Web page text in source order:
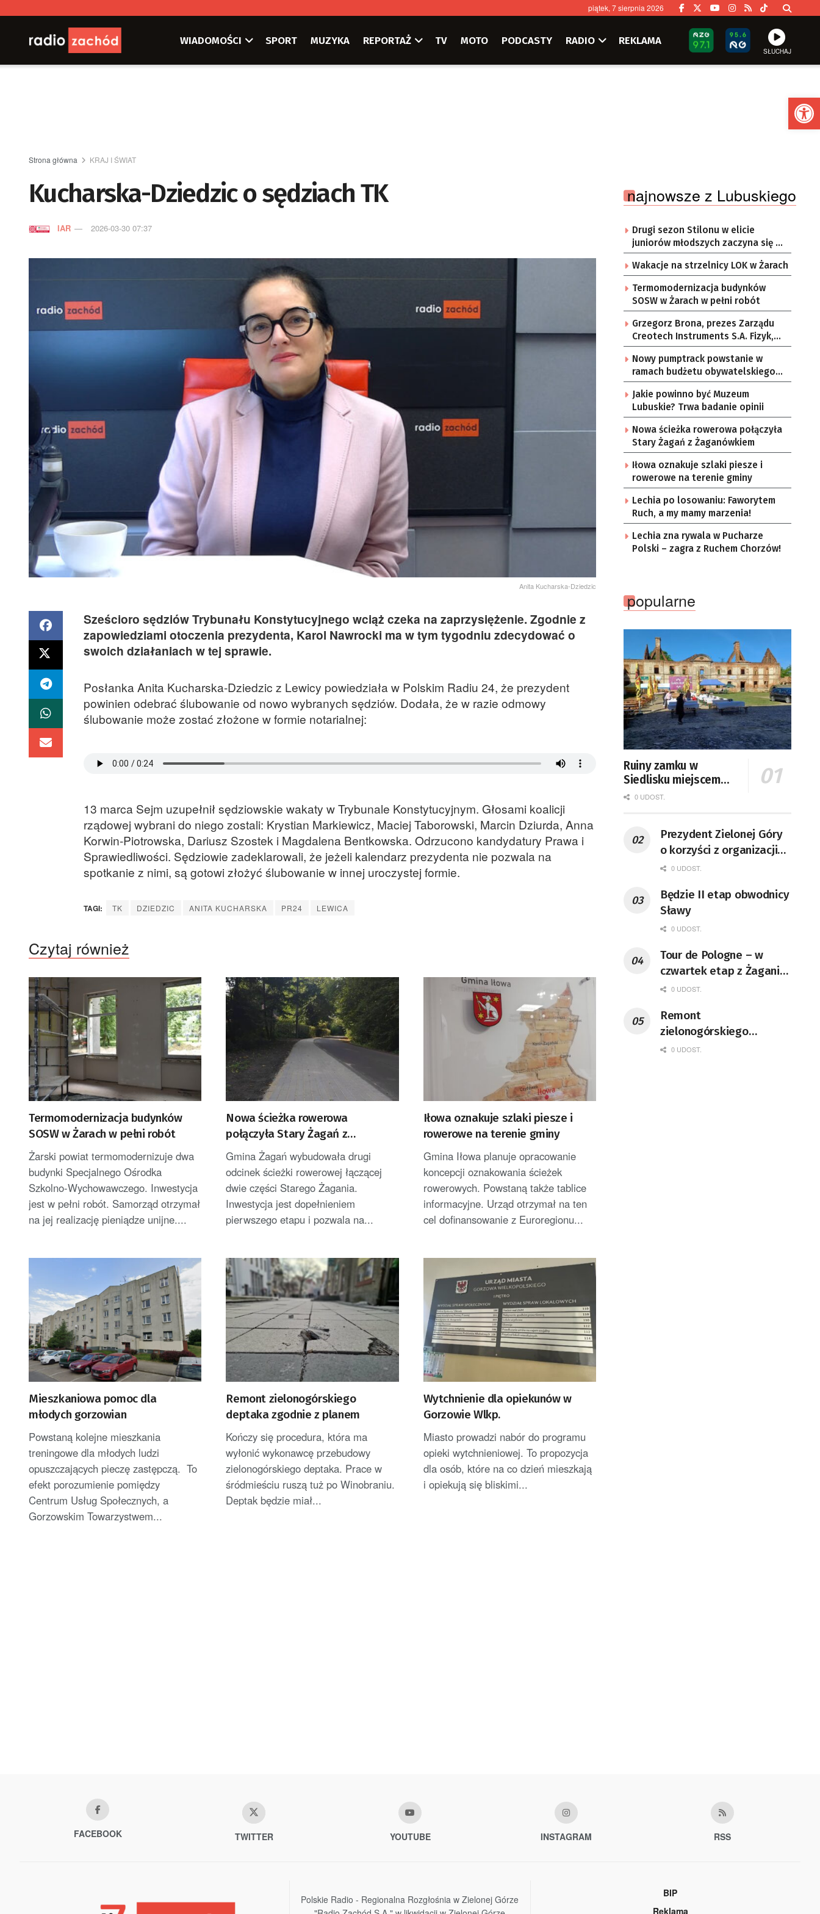
piątek, 7 sierpnia 2026
WIADOMOŚCI SPORT MUZYKA REPORTAŻ TV MOTO PODCASTY RADIO REKLAMA
SŁUCHAJ
Strona główna KRAJ I ŚWIAT
Kucharska-Dziedzic o sędziach TK
IAR 2026-03-30 07:37
Anita Kucharska-Dziedzic
Sześcioro sędziów Trybunału Konstytucyjnego wciąż czeka na zaprzysiężenie. Zgodnie z
zapowiedziami otoczenia prezydenta, Karol Nawrocki ma w tym tygodniu zdecydować o
swoich działaniach w tej sprawie.
Posłanka Anita Kucharska-Dziedzic z Lewicy powiedziała w Polskim Radiu 24, że prezydent
powinien odebrać ślubowanie od nowo wybranych sędziów. Dodała, że w razie odmowy
ślubowanie może zostać złożone w formie notarialnej:
13 marca Sejm uzupełnił sędziowskie wakaty w Trybunale Konstytucyjnym. Głosami koalicji
rządowej wybrani do niego zostali: Krystian Markiewicz, Maciej Taborowski, Marcin Dziurda, Anna
Korwin-Piotrowska, Dariusz Szostek i Magdalena Bentkowska. Odrzucono kandydatury Prawa i
Sprawiedliwości. Sędziowie zadeklarowali, że jeżeli kalendarz prezydenta nie pozwala na
spotkanie z nimi, są gotowi złożyć ślubowanie w innej uroczystej formie.
TAGI: TK DZIEDZIC ANITA KUCHARSKA PR24 LEWICA
Czytaj również
Termomodernizacja budynków
SOSW w Żarach w pełni robót
Żarski powiat termomodernizuje dwa
budynki Specjalnego Ośrodka
Szkolno-Wychowawczego. Inwestycja
jest w pełni robót. Samorząd otrzymał
na jej realizację pieniądze unijne....
Nowa ścieżka rowerowa
połączyła Stary Żagań z
Żaganówkiem
Gmina Żagań wybudowała drugi
odcinek ścieżki rowerowej łączącej
dwie części Starego Żagania.
Inwestycja jest dopełnieniem
pierwszego etapu i pozwala na...
Iłowa oznakuje szlaki piesze i
rowerowe na terenie gminy
Gmina Iłowa planuje opracowanie
koncepcji oznakowania ścieżek
rowerowych. Powstaną także tablice
informacyjne. Urząd otrzymał na ten
cel dofinansowanie z Euroregionu...
Mieszkaniowa pomoc dla
młodych gorzowian
Powstaną kolejne mieszkania
treningowe dla młodych ludzi
opuszczających pieczę zastępczą. To
efekt porozumienie pomiędzy
Centrum Usług Społecznych, a
Gorzowskim Towarzystwem...
Remont zielonogórskiego
deptaka zgodnie z planem
Kończy się procedura, która ma
wyłonić wykonawcę przebudowy
zielonogórskiego deptaka. Prace w
śródmieściu ruszą tuż po Winobraniu.
Deptak będzie miał...
Wytchnienie dla opiekunów w
Gorzowie Wlkp.
Miasto prowadzi nabór do programu
opieki wytchnieniowej. To propozycja
dla osób, które na co dzień mieszkają
i opiekują się bliskimi...
najnowsze z Lubuskiego
Drugi sezon Stilonu w elicie
juniorów młodszych zaczyna się w
sobotę
Wakacje na strzelnicy LOK w Żarach
Termomodernizacja budynków
SOSW w Żarach w pełni robót
Grzegorz Brona, prezes Zarządu
Creotech Instruments S.A. Fizyk,
naukowiec, były pracownik CERN w
Genewie, przedsiębiorca i
nauczyciel akademicki, doktor
habilitowany nauk fizycznych,
koordynator Rady Sektorowej ds.
Kompetencji Przemysłu Lotniczo-
Kosmicznego oraz członek
Komitetu Badań Kosmicznych i
Satelitarnych PAN.
Nowy pumptrack powstanie w
ramach budżetu obywatelskiego
Żar
Jakie powinno być Muzeum
Lubuskie? Trwa badanie opinii
Nowa ścieżka rowerowa połączyła
Stary Żagań z Żaganówkiem
Iłowa oznakuje szlaki piesze i
rowerowe na terenie gminy
Lechia po losowaniu: Faworytem
Ruch, a my mamy marzenia!
Lechia zna rywala w Pucharze
Polski – zagra z Ruchem Chorzów!
popularne
Ruiny zamku w
Siedlisku miejscem
święta plonów
0 UDOST.
Prezydent Zielonej Góry
o korzyści z organizacji
mety Tour de Pologne
0 UDOST.
Będzie II etap obwodnicy
Sławy
0 UDOST.
Tour de Pologne – w
czwartek etap z Żagania
do Karpacza
0 UDOST.
Remont
zielonogórskiego
deptaka zgodnie z
0 UDOST.
FACEBOOK TWITTER YOUTUBE INSTAGRAM RSS
Polskie Radio - Regionalna Rozgłośnia w Zielonej Górze
BIP
Reklama